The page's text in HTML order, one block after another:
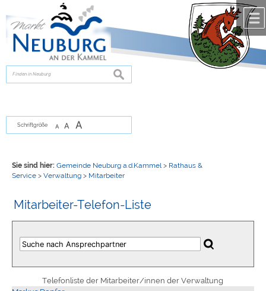
zur Navigationoder
springen.
suchen
Schriftgröße A A A
Sie sind hier: Gemeinde Neuburg a.d.Kammel > Rathaus &
Service> Verwaltung> Mitarbeiter
Mitarbeiter-Telefon-Liste
Telefonliste der Mitarbeiter/innen der Verwaltung